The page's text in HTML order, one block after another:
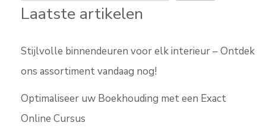
Laatste artikelen
Stijlvolle binnendeuren voor elk interieur – Ontdek
ons assortiment vandaag nog!
Optimaliseer uw Boekhouding met een Exact
Online Cursus